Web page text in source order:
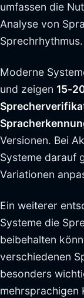
umfassen die
Analyse von
Sprechrhythmus.
Moderne
und zeigen 15-
Versionen. Bei
Systeme darauf
Variationen
Ein weiterer
Systeme die
beibehalten
verschiedenen
besonders
mehrsprachigen